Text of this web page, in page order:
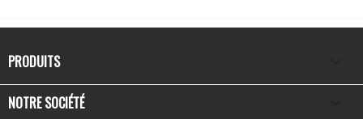
PRODUITS
NOTRE SOCIÉTÉ